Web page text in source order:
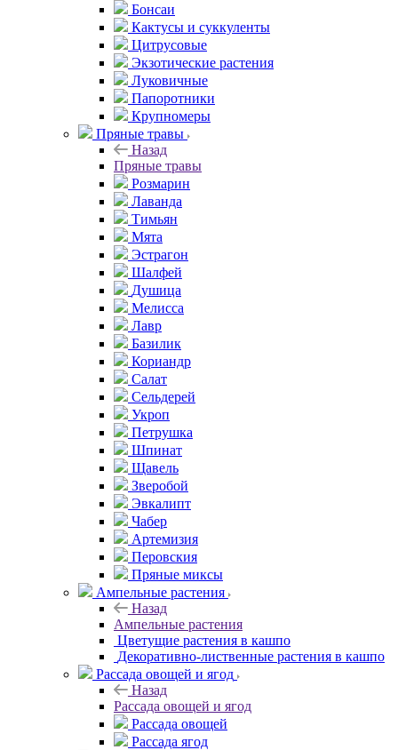
Бонсаи
Кактусы и суккуленты
Цитрусовые
Экзотические растения
Луковичные
Папоротники
Крупномеры
Пряные травы
Назад
Пряные травы
Розмарин
Лаванда
Тимьян
Мята
Эстрагон
Шалфей
Душица
Мелисса
Лавр
Базилик
Кориандр
Салат
Сельдерей
Укроп
Петрушка
Шпинат
Щавель
Зверобой
Эвкалипт
Чабер
Артемизия
Перовския
Пряные миксы
Ампельные растения
Назад
Ампельные растения
Цветущие растения в кашпо
Декоративно-лиственные растения в кашпо
Рассада овощей и ягод
Назад
Рассада овощей и ягод
Рассада овощей
Рассада ягод